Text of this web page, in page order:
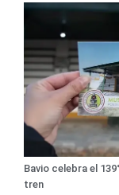
Bavio celebra el
tren